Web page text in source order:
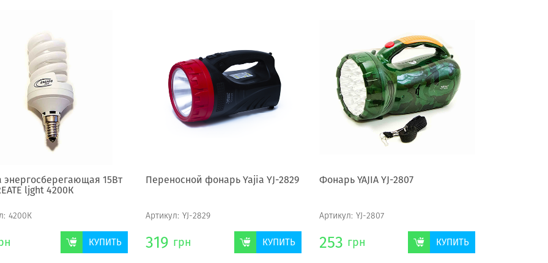
15Вт
ljght 4200К
4200К
КУПИТЬ
Переносной фонарь Yajia YJ-2829
Артикул: YJ-2829
319 грн КУПИТЬ
Фонарь YAJIA YJ-2807
Артикул: YJ-2807
253 грн КУПИТЬ